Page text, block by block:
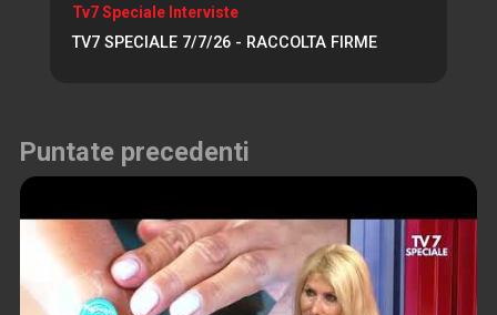
Tv7 Speciale Interviste
TV7 SPECIALE 7/7/26 - RACCOLTA FIRME
Puntate precedenti